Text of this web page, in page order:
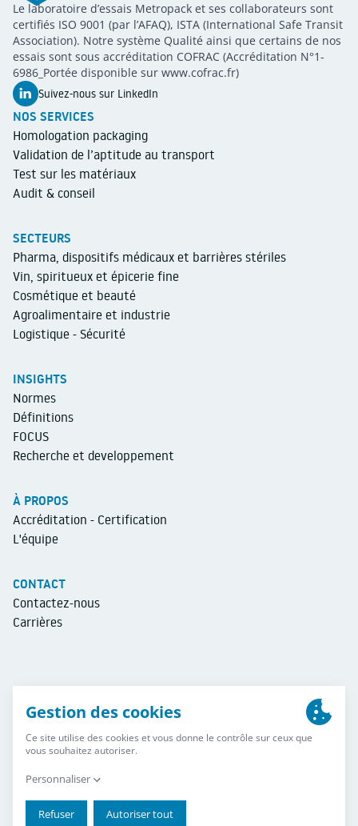
METROPACK Packaging validation
Metropack
Le laboratoire d’essais Metropack et ses collaborateurs sont
certifiés ISO 9001 (par l’AFAQ), ISTA (International Safe Transit
Association). Notre système Qualité ainsi que certains de nos
essais sont sous accréditation COFRAC (Accréditation N°1-
6986_Portée disponible sur www.cofrac.fr)
Suivez-nous sur LinkedIn
NOS SERVICES
Homologation packaging
Validation de l’aptitude au transport
Test sur les matériaux
Audit & conseil
SECTEURS
Pharma, dispositifs médicaux et barrières stériles
Vin, spiritueux et épicerie fine
Cosmétique et beauté
Agroalimentaire et industrie
Logistique - Sécurité
INSIGHTS
Normes
Définitions
FOCUS
Recherche et developpement
À PROPOS
Accréditation - Certification
L'équipe
CONTACT
Contactez-nous
Carrières
Mentions légales
Plan du site
Gestion des cookies
Une création Isics